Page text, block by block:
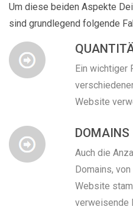
Um diese beiden Aspekte
sind grundlegend folgende
Ein wichtiger
Website
DOMAINS
Auch die
Domains,
Website
verweisende